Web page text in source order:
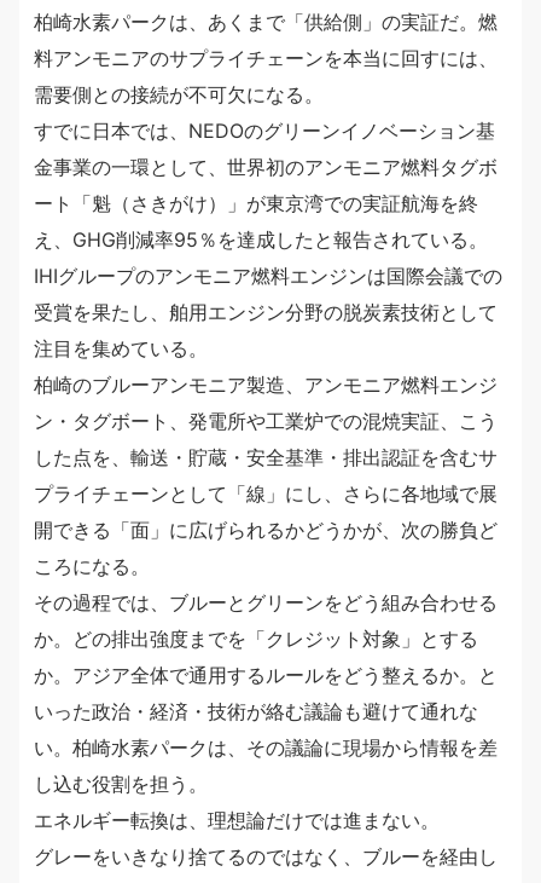
柏崎水素パークは、あくまで「供給側」の実証だ。燃
料アンモニアのサプライチェーンを本当に回すには、
需要側との接続が不可欠になる。
すでに日本では、NEDOのグリーンイノベーション基
金事業の一環として、世界初のアンモニア燃料タグボ
ート「魁（さきがけ）」が東京湾での実証航海を終
え、GHG削減率95％を達成したと報告されている。
IHIグループのアンモニア燃料エンジンは国際会議での
受賞を果たし、舶用エンジン分野の脱炭素技術として
注目を集めている。
柏崎のブルーアンモニア製造、アンモニア燃料エンジ
ン・タグボート、発電所や工業炉での混焼実証、こう
した点を、輸送・貯蔵・安全基準・排出認証を含むサ
プライチェーンとして「線」にし、さらに各地域で展
開できる「面」に広げられるかどうかが、次の勝負ど
ころになる。
その過程では、ブルーとグリーンをどう組み合わせる
か。どの排出強度までを「クレジット対象」とする
か。アジア全体で通用するルールをどう整えるか。と
いった政治・経済・技術が絡む議論も避けて通れな
い。柏崎水素パークは、その議論に現場から情報を差
し込む役割を担う。
エネルギー転換は、理想論だけでは進まない。
グレーをいきなり捨てるのではなく、ブルーを経由し